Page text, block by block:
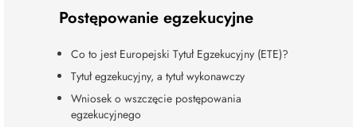
Postępowanie egzekucyjne
Co to jest Europejski Tytuł Egzekucyjny (ETE)?
Tytuł egzekucyjny, a tytuł wykonawczy
Wniosek o wszczęcie postępowania
egzekucyjnego